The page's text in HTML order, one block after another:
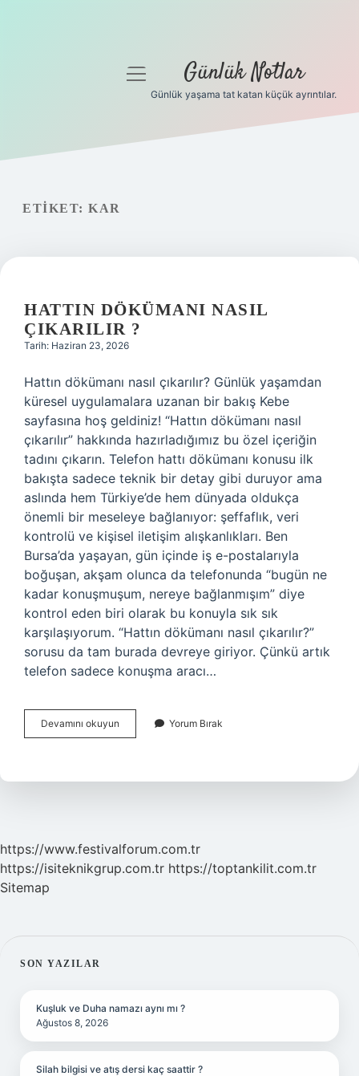
Gizlilik Politikası
menüyü
Günlük Notlar
Günlük yaşama tat katan küçük ayrıntılar.
ETIKET: KAR
HATTIN DÖKÜMANI NASIL
ÇIKARILIR ?
Tarih: Haziran 23, 2026
Hattın dökümanı nasıl çıkarılır? Günlük yaşamdan
küresel uygulamalara uzanan bir bakış Kebe
sayfasına hoş geldiniz! “Hattın dökümanı nasıl
çıkarılır” hakkında hazırladığımız bu özel içeriğin
tadını çıkarın. Telefon hattı dökümanı konusu ilk
bakışta sadece teknik bir detay gibi duruyor ama
aslında hem Türkiye’de hem dünyada oldukça
önemli bir meseleye bağlanıyor: şeffaflık, veri
kontrolü ve kişisel iletişim alışkanlıkları. Ben
Bursa’da yaşayan, gün içinde iş e-postalarıyla
boğuşan, akşam olunca da telefonunda “bugün ne
kadar konuşmuşum, nereye bağlanmışım” diye
kontrol eden biri olarak bu konuyla sık sık
karşılaşıyorum. “Hattın dökümanı nasıl çıkarılır?”
sorusu da tam burada devreye giriyor. Çünkü artık
telefon sadece konuşma aracı…
Devamını okuyun
dökümanı
?
Yorum Bırak
https://www.festivalforum.com.tr
https://isiteknikgrup.com.tr https://toptankilit.com.tr
Sitemap
SIDEBAR
SON YAZILAR
Kuşluk ve Duha namazı aynı mı ?
Ağustos 8, 2026
Silah bilgisi ve atış dersi kaç saattir ?